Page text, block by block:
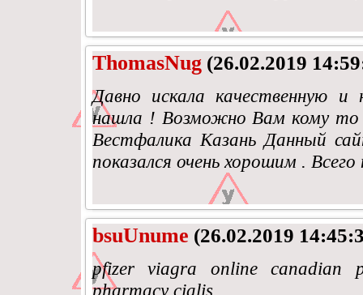
ThomasNug (26.02.2019
Давно искала качественную
нашла ! Возможно Вам кому то
Вестфалика Казань Данный
показался очень хорошим .
bsuUnume (26.02.2019
pfizer viagra online canadian
pharmacy cialis